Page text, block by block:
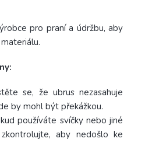
pro praní a údržbu, aby
se, že ubrus nezasahuje
by mohl být překážkou.
používáte svíčky nebo jiné
aby nedošlo ke